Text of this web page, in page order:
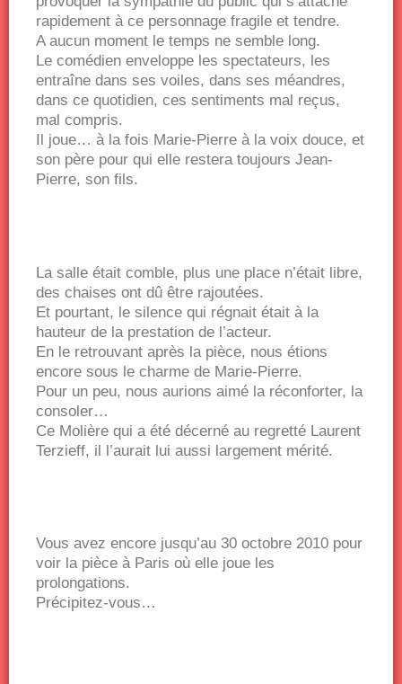
rapidement à ce personnage fragile et tendre.
A aucun moment le temps ne semble long.
Le comédien enveloppe les spectateurs, les
entraîne dans ses voiles, dans ses méandres,
dans ce quotidien, ces sentiments mal reçus,
mal compris.
Il joue… à la fois Marie-Pierre à la voix douce, et
son père pour qui elle restera toujours Jean-
Pierre, son fils.
La salle était comble, plus une place n’était libre,
des chaises ont dû être rajoutées.
Et pourtant, le silence qui régnait était à la
hauteur de la prestation de l’acteur.
En le retrouvant après la pièce, nous étions
encore sous le charme de Marie-Pierre.
Pour un peu, nous aurions aimé la réconforter, la
consoler…
Ce Molière qui a été décerné au regretté Laurent
Terzieff, il l’aurait lui aussi largement mérité.
Vous avez encore jusqu’au 30 octobre 2010 pour
voir la pièce à Paris où elle joue les
prolongations.
Précipitez-vous…